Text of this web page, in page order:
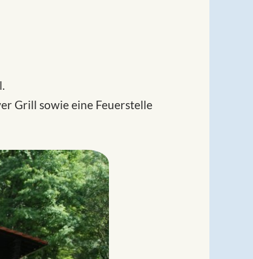
Grill sowie eine Feuerstelle